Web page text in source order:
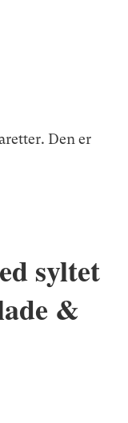
Den er
syltet
&